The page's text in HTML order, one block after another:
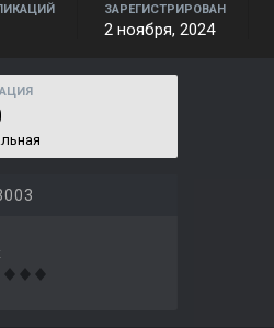
ЗАРЕГИСТРИРОВАН
2 ноября, 2024